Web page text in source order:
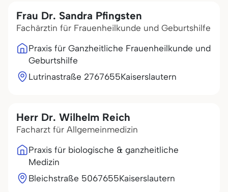
Frau Dr. Sandra Pfingsten
Fachärztin für Frauenheilkunde und Geburtshilfe
Praxis für Ganzheitliche Frauenheilkunde und
Geburtshilfe
Lutrinastraße 2767655Kaiserslautern
Herr Dr. Wilhelm Reich
Facharzt für Allgemeinmedizin
Praxis für biologische & ganzheitliche
Medizin
Bleichstraße 5067655Kaiserslautern